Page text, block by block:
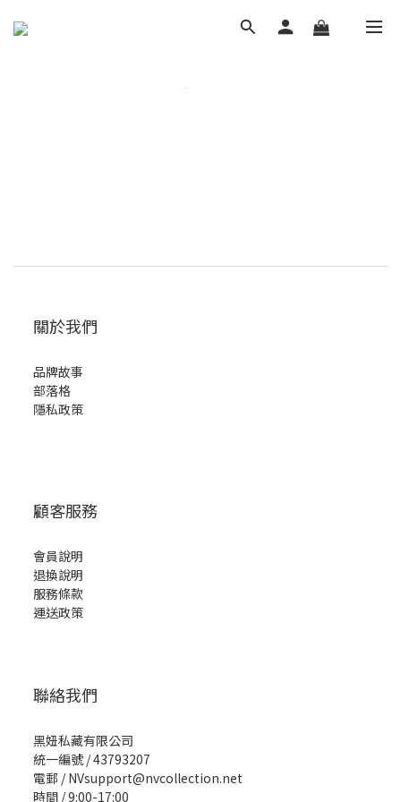
關於我們
品牌故事
部落格
隱私政策
顧客服務
會員說明
退換說明
服務條款
運送政策
聯絡我們
黑妞私藏有限公司
統一編號 / 43793207
電郵 / NVsupport@nvcollection.net
時間 / 9:00-17:00